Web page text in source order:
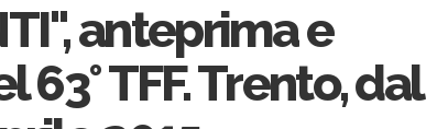
anteprima e
TFF. Trento, dal